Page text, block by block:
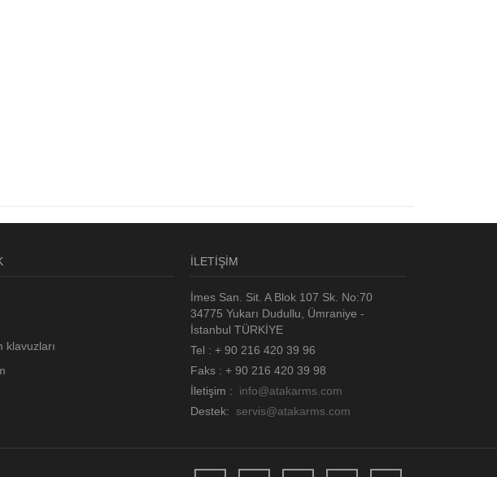
klavuzları
İLETİŞİM
İmes San. Sit. A Blok 107 Sk. No:70
34775 Yukarı Dudullu, Ümraniye -
İstanbul TÜRKİYE
Tel : + 90 216 420 39 96
Faks : + 90 216 420 39 98
İletişim : info@atakarms.com
Destek: servis@atakarms.com